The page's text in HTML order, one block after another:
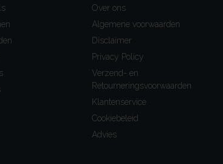
Over ons
Algemene voorwaarden
Disclaimer
Privacy Policy
Verzend- en
Retourneringsvoorwaarden
Klantenservice
Cookiebeleid
Advies